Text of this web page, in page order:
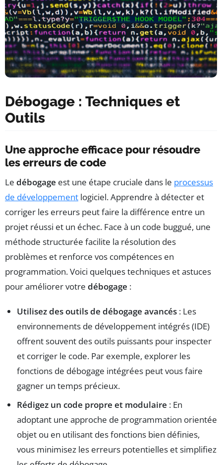
Débogage : Techniques et
Outils
Une approche efficace pour résoudre
les erreurs de code
Le débogage est une étape cruciale dans le processus
de développement logiciel. Apprendre à détecter et
corriger les erreurs peut faire la différence entre un
projet réussi et un échec. Face à un code buggué, une
méthode structurée facilite la résolution des
problèmes et renforce vos compétences en
programmation. Voici quelques techniques et astuces
pour améliorer votre débogage :
Utilisez des outils de débogage avancés : Les
environnements de développement intégrés (IDE)
offrent souvent des outils puissants pour inspecter
et corriger le code. Par exemple, explorer les
fonctions de débogage intégrées peut vous faire
gagner un temps précieux.
Rédigez un code propre et modulaire : En
adoptant une approche de programmation orientée
objet ou en utilisant des fonctions bien définies,
vous minimisez les erreurs potentielles et simplifiez